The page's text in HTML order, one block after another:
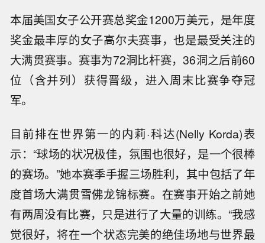
本届美国女子公开赛总奖金1200万美元，是年度
奖金最丰厚的女子高尔夫赛事，也是最受关注的
大满贯赛事。赛事为72洞比杆赛，36洞之后前60
位（含并列）获得晋级，进入周末比赛争夺冠
军。
目前排在世界第一的内莉·科达(Nelly Korda)表
示：“球场的状况极佳，氛围也很好，是一个很棒
的赛场。”她本赛季手握三场胜利，其中包括了年
度首场大满贯雪佛龙锦标赛。在赛事开始之前她
有两周没有比赛，只是进行了大量的训练。“我感
觉很好，将在一个状态完美的绝佳场地与世界最